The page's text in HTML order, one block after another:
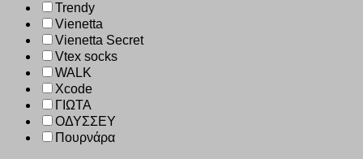
Trendy
Vienetta
Vienetta Secret
Vtex socks
WALK
Xcode
ΓΙΩΤΑ
ΟΔΥΣΣΕΥ
Πουρνάρα